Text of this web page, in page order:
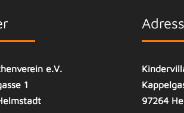
e.V.
1
97264